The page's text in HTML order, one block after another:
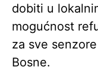
dobiti u
mogućnost
za sve
Bosne.